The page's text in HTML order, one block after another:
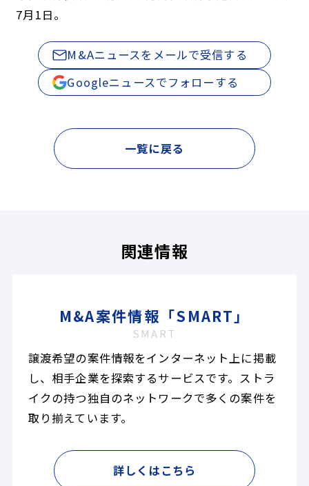
7月1日。
M&Aニュースをメールで受信する
Googleニュースでフォローする
一覧に戻る
関連情報
M&A案件情報「SMART」
SMART
譲渡希望の案件情報をインターネット上に掲載
し、相手企業を探索するサービスです。ストラ
イクの持つ独自のネットワークで多くの案件を
取り揃えています。
詳しくはこちら